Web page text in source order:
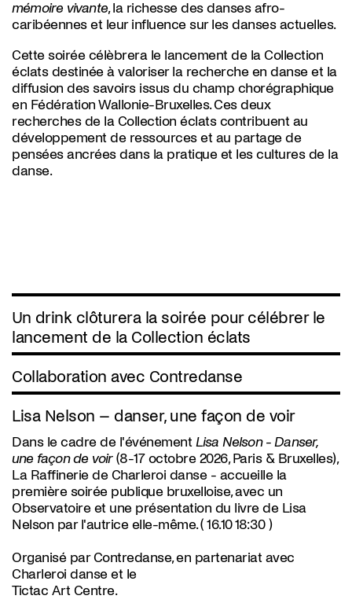
mémoire vivante, la richesse des danses afro-
caribéennes et leur influence sur les danses actuelles.
Cette soirée célèbrera le lancement de la Collection
éclats destinée à valoriser la recherche en danse et la
diffusion des savoirs issus du champ chorégraphique
en Fédération Wallonie-Bruxelles. Ces deux
recherches de la Collection éclats contribuent au
développement de ressources et au partage de
pensées ancrées dans la pratique et les cultures de la
danse.
Un drink clôturera la soirée pour célébrer le
lancement de la Collection éclats
Collaboration avec Contredanse
Lisa Nelson – danser, une façon de voir
Dans le cadre de l'événement Lisa Nelson - Danser,
une façon de voir(8-17 octobre 2026, Paris & Bruxelles),
La Raffinerie de Charleroi danse - accueille la
première soirée publique bruxelloise, avec un
Observatoire et une présentation du livre de Lisa
Nelson par l'autrice elle-même. ( 16.10 18:30 )
Organisé par Contredanse, en partenariat avec
Charleroi danse et le
Tictac Art Centre.